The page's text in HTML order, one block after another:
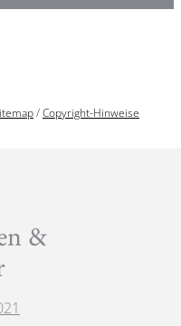
/Copyright-Hinweise
&